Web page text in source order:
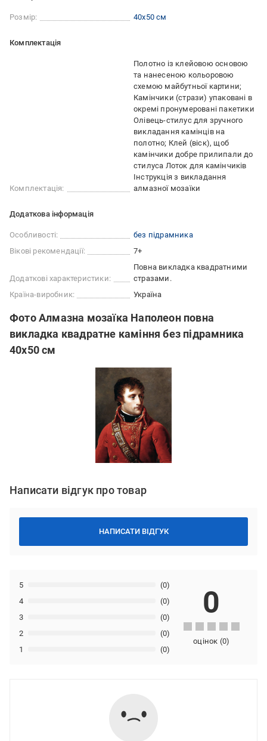
Розмір: 40х50 см
Комплектація
Комплектація:
Полотно із клейовою основою
та нанесеною кольоровою
схемою майбутньої картини;
Камінчики (стрази) упаковані в
окремі пронумеровані пакетики
Олівець-стилус для зручного
викладання камінців на
полотно; Клей (віск), щоб
камінчики добре прилипали до
стилуса Лоток для камінчиків
Інструкція з викладання
алмазної мозаїки
Додаткова інформація
Особливості:
без підрамника
Вікові рекомендації:
7+
Додаткові характеристики:
Повна викладка квадратними
стразами.
Країна-виробник:
Україна
Фото Алмазна мозаїка Наполеон повна
викладка квадратне каміння без підрамника
40х50 см
Написати відгук про товар
НАПИСАТИ ВІДГУК
1 (0)
2 (0)
3 (0)
4 (0)
5 (0)
0
оцінок (0)